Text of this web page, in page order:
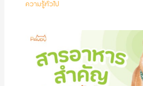
ความรู้ทั่วไป